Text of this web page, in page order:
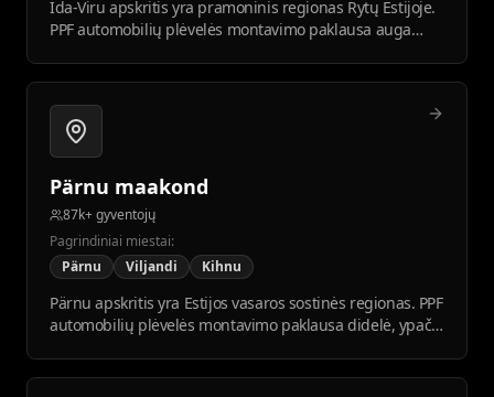
Ida-Viru apskritis yra pramoninis regionas Rytų Estijoje.
PPF automobilių plėvelės montavimo paklausa auga
Pärnu maakond
87k+ gyventojų
Pagrindiniai miestai:
Pärnu
Viljandi Kihnu
Pärnu apskritis yra Estijos vasaros sostinės regionas. PPF
automobilių plėvelės montavimo paklausa didelė, ypač